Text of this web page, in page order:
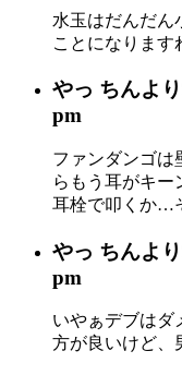
水玉はだんだん
ことになります
やっ ちんよ
pm
ファンダンゴは
らもう耳がキー
耳栓で叩くか…
やっ ちんよ
pm
いやぁデブはダ
方が良いけど、